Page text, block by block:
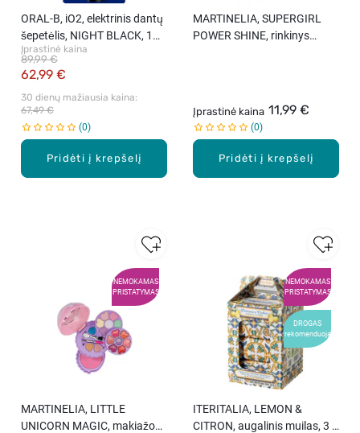
Pridėti į krepšelį
ORAL-B, iO2, elektrinis dantų
šepetėlis, NIGHT BLACK, 1
vnt.
Įprastinė kaina
62,99 €
89,99 €
30 dienų mažiausia kaina:
67,49 €
0
Pridėti į krepšelį
MARTINELIA, SUPERGIRL
POWER SHINE, rinkinys
Įprastinė kaina 11,99 €
0
NEMOKAMAS
PRISTATYMAS
MARTINELIA, LITTLE
UNICORN MAGIC, makiažo
NEMOKAMAS
PRISTATYMAS
DROGAS
rekomenduoja
ITERITALIA, LEMON &
CITRON, augalinis muilas, 3 x